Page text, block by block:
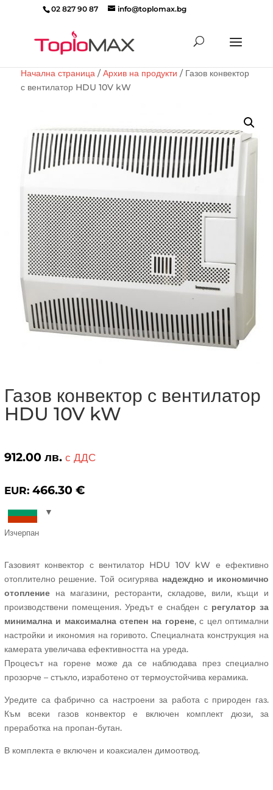
02 827 90 87 info@toplomax.bg
search
Начална страница/Архив на продукти / Газов конвектор
с вентилатор HDU 10V kW
Газов конвектор с вентилатор
HDU 10V kW
912.00 лв. с ДДС
EUR: 466.30 €
Изчерпан
Газовият конвектор с вентилатор HDU 10V kW е ефективно
отоплително решение. Той осигурява надеждно и икономично
отоплениена магазини, ресторанти, складове, вили, къщи и
производствени помещения. Уредът е снабден с регулатор за
минимална и максимална степен на горене, с цел оптимални
настройки и икономия на горивото. Специалната конструкция на
камерата увеличава ефективността на уреда.
Процесът на горене може да се наблюдава през специално
прозорче – стъкло, изработено от термоустойчива керамика.
Уредите са фабрично са настроени за работа с природен газ.
Към всеки газов конвектор е включен комплект дюзи, за
преработка на пропан-бутан.
В комплекта е включен и коаксиален димоотвод.